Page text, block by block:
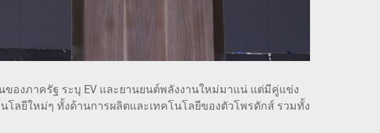
องภาครัฐ ระบุ EV และยานยนต์พลังงานใหม่มาแน่ แต่มีคู่แข่ง
ลยีใหม่ๆ ทั้งด้านการผลิตและเทคโนโลยีของตัวโพรดักส์ รวมทั้ง